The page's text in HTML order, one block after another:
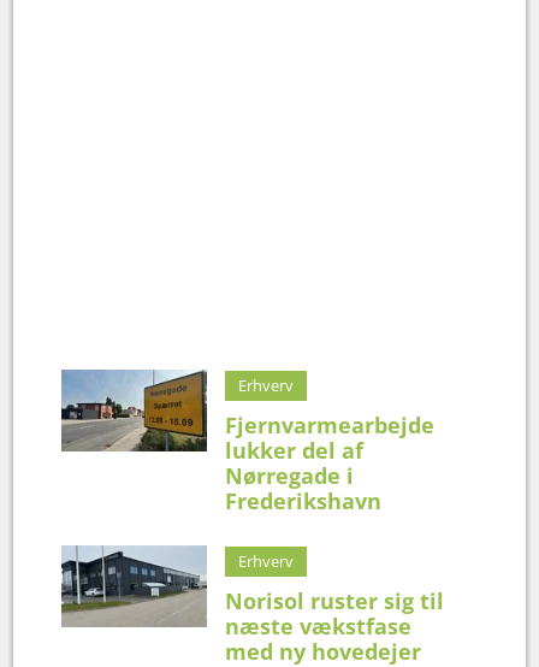
Erhverv
Fjernvarmearbejde
lukker del af
Nørregade i
Frederikshavn
Erhverv
Norisol ruster sig til
næste vækstfase
med ny hovedejer